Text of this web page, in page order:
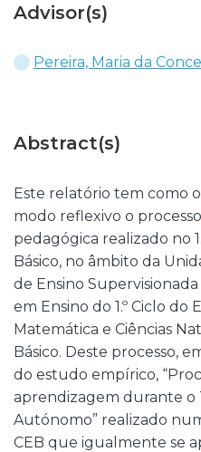
Advisor(s)
Pereira, Maria da
Abstract(s)
Este relatório tem como
modo reflexivo o
pedagógica realizado no
Básico, no âmbito da
de Ensino
em Ensino do 1.º Ciclo do
Matemática e Ciências
Básico. Deste processo,
do estudo empírico,
aprendizagem durante o
Autónomo” realizado
CEB que igualmente se